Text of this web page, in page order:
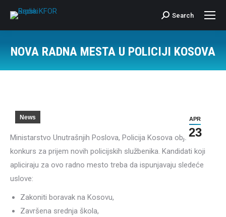
Search:
Search
NOVA RADNA MESTA U POLICIJI KOSOVA
APR
23
News
Ministarstvo Unutrašnjih Poslova, Policija Kosova objavljuje
konkurs za prijem novih policijskih službenika. Kandidati koji
apliciraju za ovo radno mesto treba da ispunjavaju sledeće
uslove:
Zakoniti boravak na Kosovu,
Završena srednja škola,